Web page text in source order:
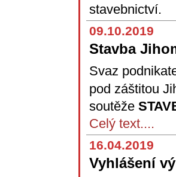
stavebnictví.
09.10.2019
Stavba
Svaz
pod záštitou
soutěže
Celý text....
16.04.2019
Vyhlášení